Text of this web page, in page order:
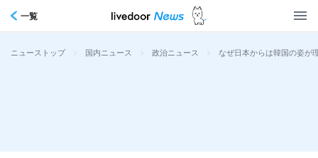
一覧
ニューストップ > 国内ニュース > 政治ニュース > なぜ日本からは韓国の姿が